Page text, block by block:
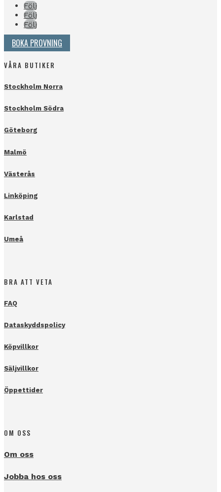
Följ
Följ
Följ
BOKA PROVNING
VÅRA BUTIKER
Stockholm Norra
Stockholm Södra
Göteborg
Malmö
Västerås
Linköping
Karlstad
Umeå
BRA ATT VETA
FAQ
Dataskyddspolicy
Köpvillkor
Säljvillkor
Öppettider
OM OSS
Om oss
Jobba hos oss